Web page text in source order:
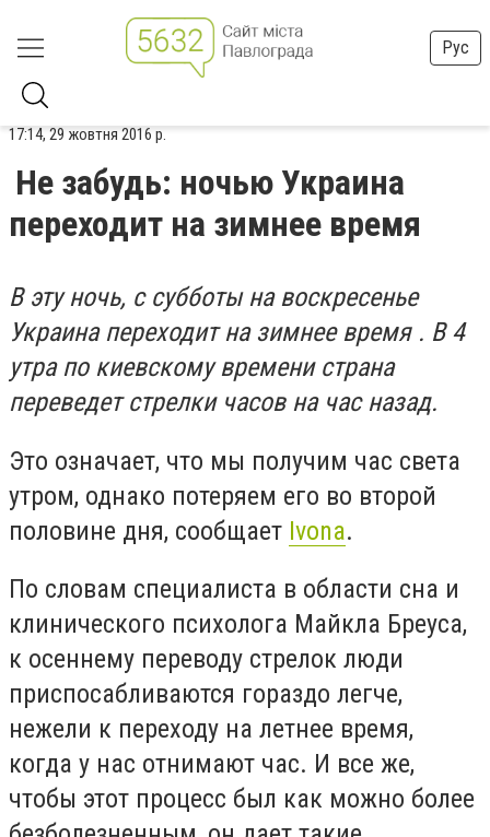
Рус
17:14, 29 жовтня 2016 р.
Не забудь: ночью Украина
переходит на зимнее время
В эту ночь, с субботы на воскресенье
Украина переходит на зимнее время . В 4
утра по киевскому времени страна
переведет стрелки часов на час назад.
Это означает, что мы получим час света
утром, однако потеряем его во второй
половине дня, сообщает Ivona.
По словам специалиста в области сна и
клинического психолога Майкла Бреуса,
к осеннему переводу стрелок люди
приспосабливаются гораздо легче,
нежели к переходу на летнее время,
когда у нас отнимают час. И все же,
чтобы этот процесс был как можно более